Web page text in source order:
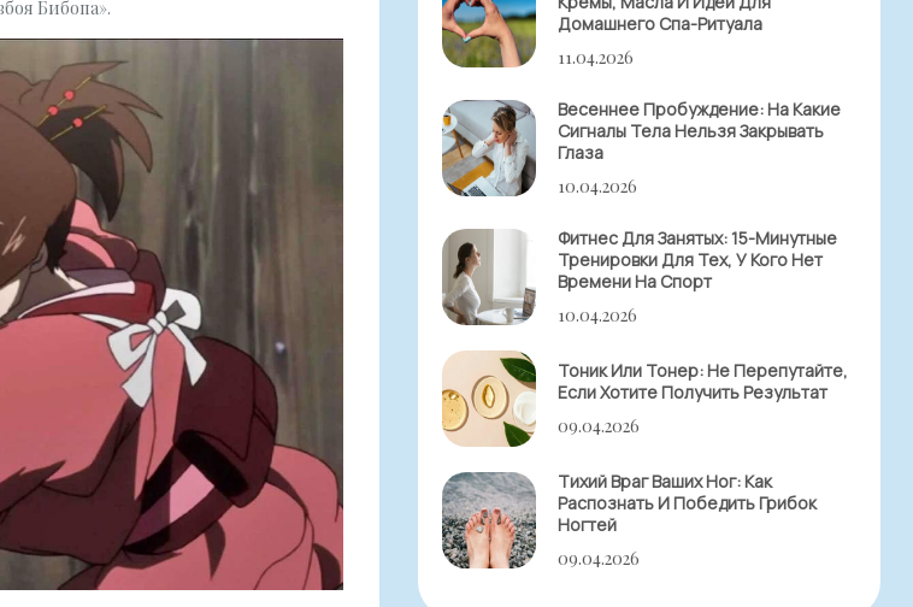
Бибопа».
Домашнего Спа-Ритуала
11.04.2026
Весеннее Пробуждение: На Какие
Сигналы Тела Нельзя Закрывать
Глаза
10.04.2026
Фитнес Для Занятых: 15-Минутные
Тренировки Для Тех, У Кого Нет
Времени На Спорт
10.04.2026
Тоник Или Тонер: Не Перепутайте,
Если Хотите Получить Результат
09.04.2026
Тихий Враг Ваших Ног: Как
Распознать И Победить Грибок
Ногтей
09.04.2026